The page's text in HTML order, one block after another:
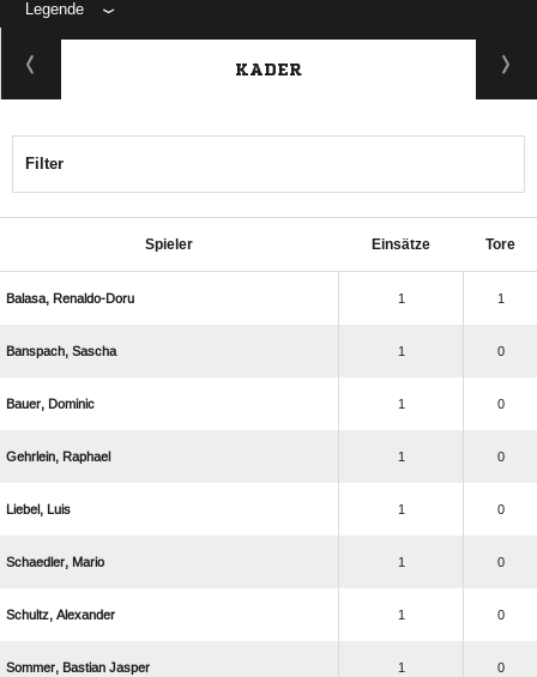
Legende
KADER
Filter
Spieler Einsätze Tore
  1 1
  1 0
  1 0
  1 0
  1 0
  1 0
  1 0
   1 0